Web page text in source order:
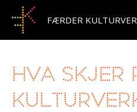
FÆRDER
Hva skjer